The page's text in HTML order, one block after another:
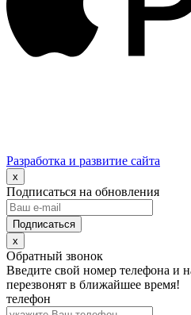
Разработка и развитие сайта
x
Подписаться на обновления
x
Обратный звонок
Введите свой номер телефона и
перезвонят в ближайшее время!
телефон